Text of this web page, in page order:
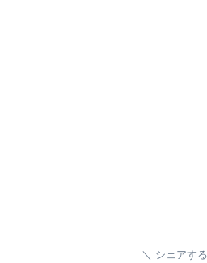
シェアする